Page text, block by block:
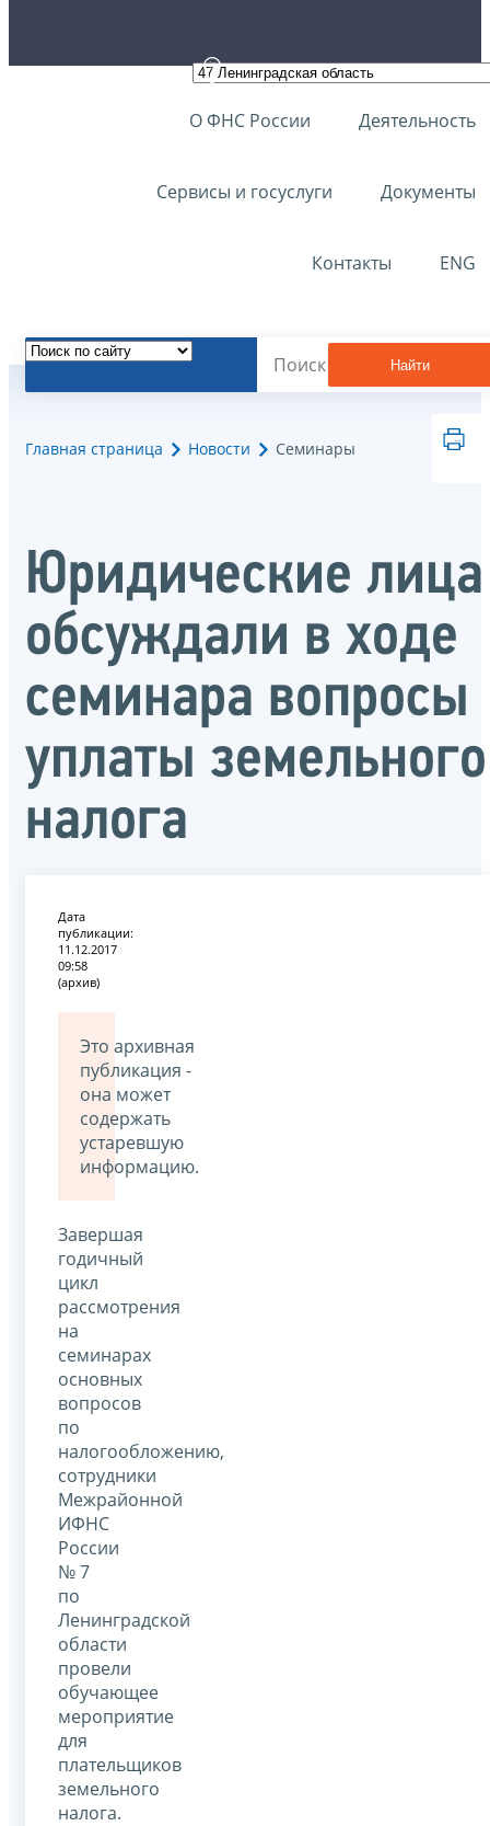
О ФНС России Деятельность
Сервисы и госуслуги Документы
Контакты ENG
Найти
Главная страница Новости Семинары
Юридические лица
обсуждали в ходе
семинара вопросы
уплаты земельного
налога
Дата
публикации:
11.12.2017
09:58
(архив)
Это архивная
публикация -
она может
содержать
устаревшую
информацию.
Завершая
годичный
цикл
рассмотрения
на
семинарах
основных
вопросов
по
налогообложению,
сотрудники
Межрайонной
ИФНС
России
№ 7
по
Ленинградской
области
провели
обучающее
мероприятие
для
плательщиков
земельного
налога.